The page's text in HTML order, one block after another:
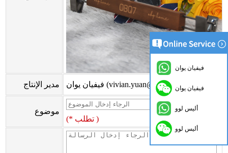
مدير الإنتاج فيفيان يوان (vivian.yuan@onflyingcn.com)
موضوع
(* تطلب )
فيفيان يوان
فيفيان يوان
أليس لوو
أليس لوو